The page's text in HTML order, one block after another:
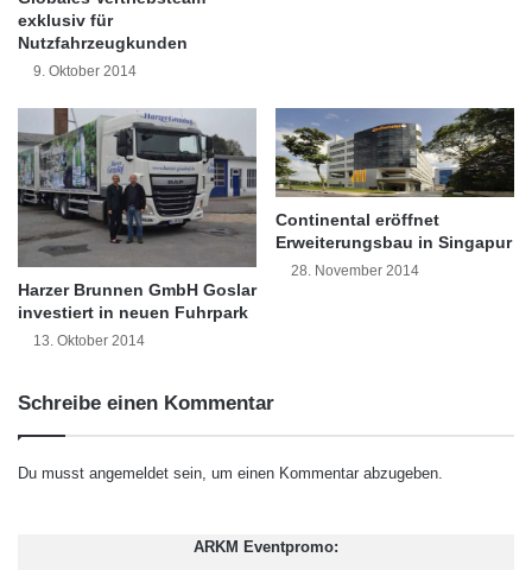
Orginal-Meldung:
http://www.presseportal.de/pm/54544/2137631
/hagebau-gruppe-setzt-wachstum-fort-18-2-
prozent-umsatzplus-per-september-
fachhandel-legt-um-25-9/api
Dieser Artikel wurde einsortiert unter:
Highlights
Schlagwörter::2011•B2B
Deutschland•Entscheider•
Familienunternehmer•Finanzen •GmbH
i
e
b
e
r
w
e
t
w
z
i
u
n
g
s
r
u
n
d
e
S
e
r
exklusiv für
Nutzfahrzeugkunden
9. Oktober 2014
Harzer Brunnen GmbH Goslar
investiert in neuen Fuhrpark
13. Oktober 2014
Continental eröffnet
Erweiterungsbau in Singapur
28. November 2014
Schreibe einen Kommentar
Du musst angemeldet sein, um einen Kommentar abzugeben.
ARKM Eventpromo: